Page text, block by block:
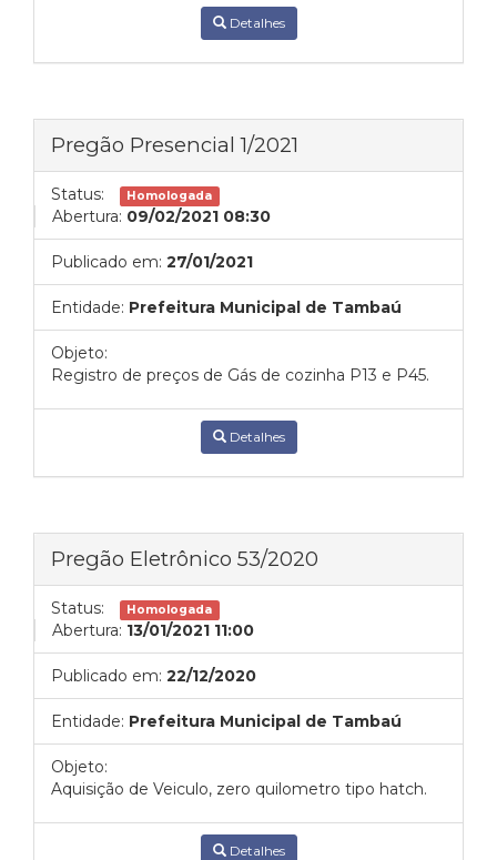
Detalhes
Pregão Presencial 1/2021
Status: Homologada
Abertura: 09/02/2021 08:30
Publicado em: 27/01/2021
Entidade: Prefeitura Municipal de Tambaú
Objeto:
Registro de preços de Gás de cozinha P13 e P45.
Detalhes
Pregão Eletrônico 53/2020
Status: Homologada
Abertura: 13/01/2021 11:00
Publicado em: 22/12/2020
Entidade: Prefeitura Municipal de Tambaú
Objeto:
Aquisição de Veiculo, zero quilometro tipo hatch.
Detalhes